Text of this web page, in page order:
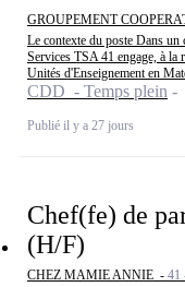
GROUPEMENT
Le contexte du poste Dans un
Services TSA 41 engage, à la
Unités d'Enseignement en
CDD - Temps plein
Publié il y a 27 jours
Chef(fe) de
(H/F)
CHEZ MAMIE ANNIE - 41